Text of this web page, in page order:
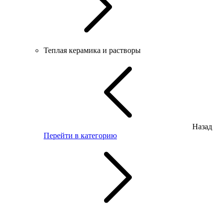
Теплая керамика и растворы
Назад
Перейти в категорию